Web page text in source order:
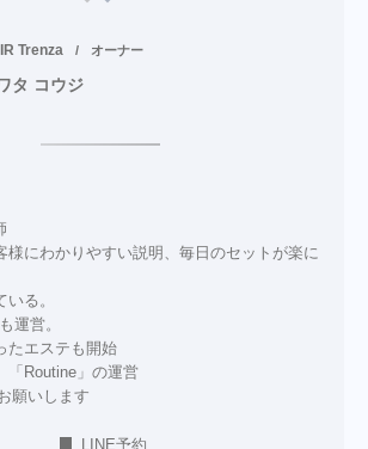
Trenza オーナー
タ コウジ
様にわかりやすい説明、毎日のセットが楽に
る。
運営。
たエステも開始
Routine」の運営
願いします